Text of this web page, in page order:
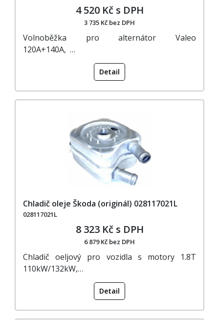
4 520 Kč s DPH
3 735 Kč bez DPH
Volnoběžka pro alternátor Valeo
120A+140A, …
Detail
Chladič oleje Škoda (originál) 028117021L
028117021L
8 323 Kč s DPH
6 879 Kč bez DPH
Chladič oeljový pro vozidla s motory 1.8T
110kW/132kW,…
Detail